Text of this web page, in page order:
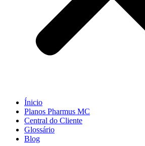
Ínicio
Planos Pharmus MC
Central do Cliente
Glossário
Blog